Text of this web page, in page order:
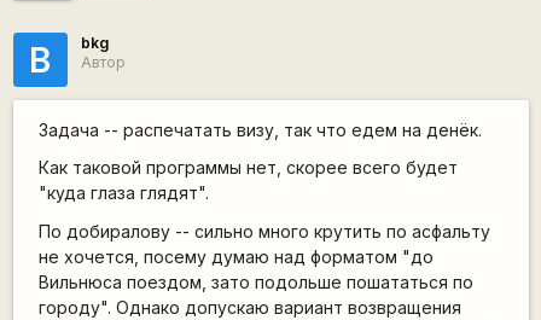
B
bkg
Автор
Задача -- распечатать визу, так что едем на денёк.
Как таковой программы нет, скорее всего будет
"куда глаза глядят".
По добиралову -- сильно много крутить по асфальту
не хочется, посему думаю над форматом "до
Вильнюса поездом, зато подольше пошататься по
городу". Однако допускаю вариант возвращения